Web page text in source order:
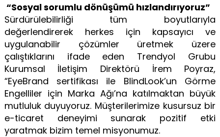
“Sosyal sorumlu dönüşümü hızlandırıyoruz”
Sürdürülebilirliği tüm boyutlarıyla
değerlendirerek herkes için kapsayıcı ve
uygulanabilir çözümler üretmek üzere
çalıştıklarını ifade eden Trendyol Grubu
Kurumsal İletişim Direktörü İrem Poyraz,
“EyeBrand sertifikası ile BlindLook’un Görme
Engelliler için Marka Ağı’na katılmaktan büyük
mutluluk duyuyoruz. Müşterilerimize kusursuz bir
e-ticaret deneyimi sunarak pozitif etki
yaratmak bizim temel misyonumuz.